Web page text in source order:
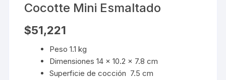
Cocotte Mini Esmaltado
$51,221
Peso 1.1 kg
Dimensiones 14 × 10.2 × 7.8 cm
Superficie de cocción 7.5 cm